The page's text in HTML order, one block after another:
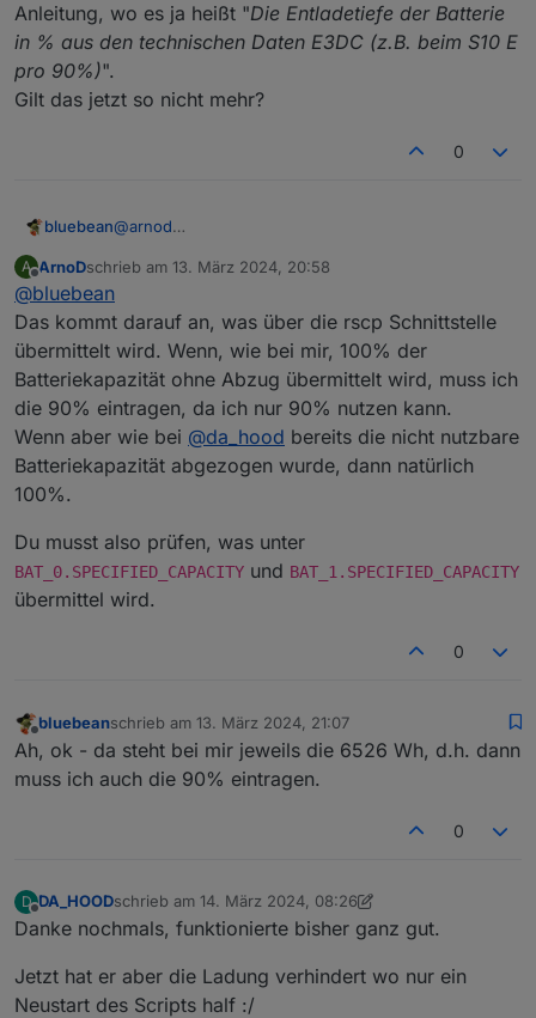
Anleitung, wo es ja heißt "Die Entladetiefe der Batterie
in % aus den technischen Daten E3DC (z.B. beim S10 E
pro 90%)".
Gilt das jetzt so nicht mehr?
0
bluebean@arnod
der Anleitung, wo es ja heißt "
Batterie in % aus den technischen Daten E3DC (z.B.
beim S10 E pro 90%)".
Gilt das jetzt so nicht mehr?
A
Offline
ArnoDschrieb am 13. März 2024, 20:58
zuletzt editiert von
@bluebean
Das kommt darauf an, was über die rscp Schnittstelle
übermittelt wird. Wenn, wie bei mir, 100% der
Batteriekapazität ohne Abzug übermittelt wird, muss ich
die 90% eintragen, da ich nur 90% nutzen kann.
Wenn aber wie bei @da_hood bereits die nicht nutzbare
Batteriekapazität abgezogen wurde, dann natürlich
100%.
Du musst also prüfen, was unter
BAT_0.SPECIFIED_CAPACITY und BAT_1.SPECIFIED_CAPACITY
übermittel wird.
0
Offline
bluebeanschrieb am 13. März 2024, 21:07
zuletzt editiert von
Ah, ok - da steht bei mir jeweils die 6526 Wh, d.h. dann
muss ich auch die 90% eintragen.
0
D
Offline
DA_HOODschrieb am 14. März 2024, 08:26
zuletzt editiert von DA_HOOD
Danke nochmals, funktionierte bisher ganz gut.
Jetzt hat er aber die Ladung verhindert wo nur ein
Neustart des Scripts half :/